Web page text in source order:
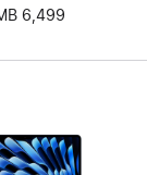
6,499